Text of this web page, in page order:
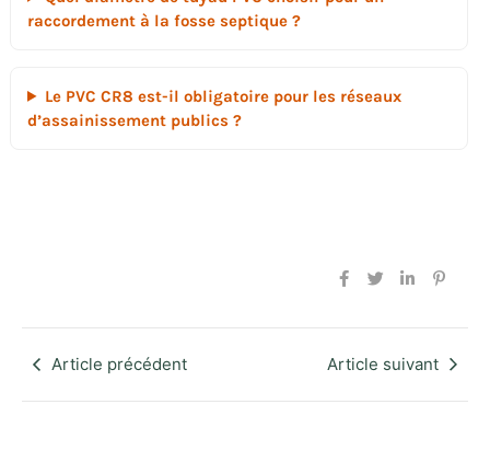
raccordement à la fosse septique ?
Le PVC CR8 est-il obligatoire pour les réseaux
d’assainissement publics ?
Article précédent Article suivant